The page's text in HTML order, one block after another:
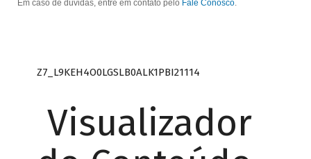
Em caso de dúvidas, entre em contato pelo Fale Conosco.
Z7_L9KEH4O0LGSLB0ALK1PBI21114
Visualizador